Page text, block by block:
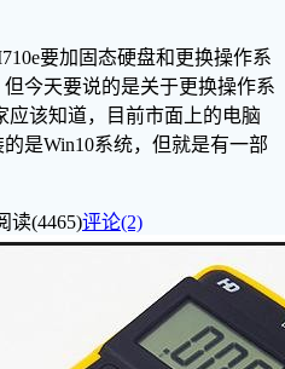
要加固态硬盘和更换操作系
今天要说的是关于更换操作系
应该知道，目前市面上的电脑
是Win10系统，但就是有一部
读(4465)评论(2)